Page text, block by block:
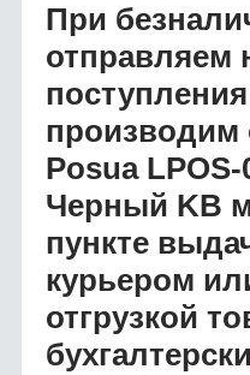
При
отправляем
производим
Posua
Черный KB
пункте
курьером
отгрузкой